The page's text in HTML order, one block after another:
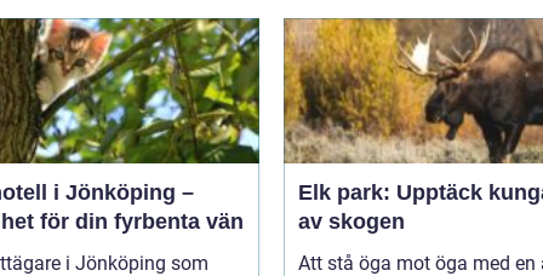
i Jönköping –
för din fyrbenta vän
i Jönköping som
Elk park: Upptäck
av skogen
Att stå öga mot öga med en